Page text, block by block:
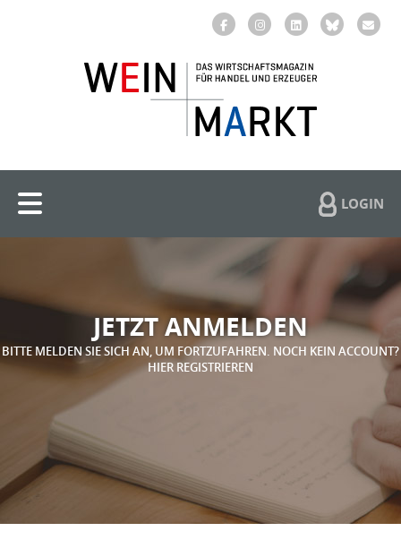
LOGIN
JETZT ANMELDEN
BITTE MELDEN SIE SICH AN, UM FORTZUFAHREN. NOCH KEIN ACCOUNT?
HIER REGISTRIEREN